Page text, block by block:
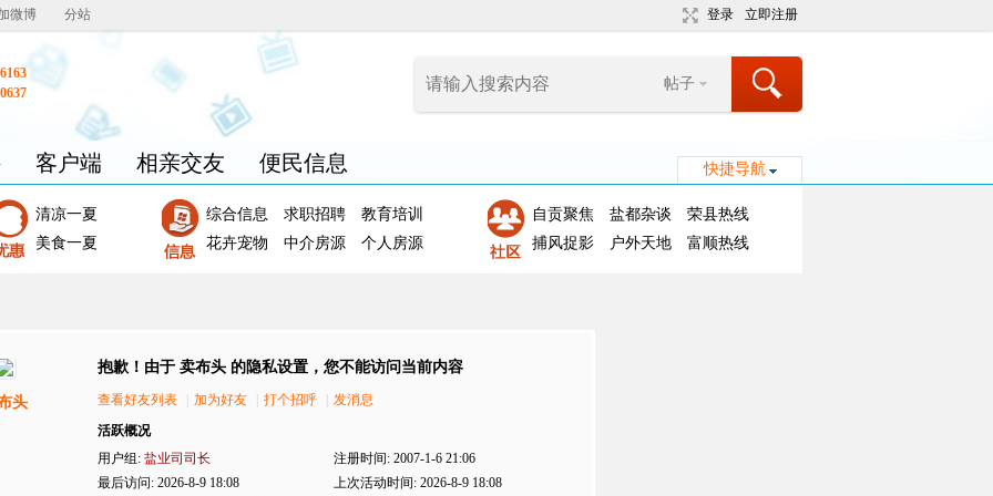
微博 分站 登录 立即注册
帖子
快捷导航
客户端 相亲交友 便民信息
清凉一夏
美食一夏
综合信息 求职招聘
教育培训
花卉宠物
中介房源 个人房源
自贡聚焦 盐都杂谈
荣县热线
捕风捉影
户外天地 富顺热线
头
抱歉！由于 卖布头 的隐私设置，您不能访问当前内容
查看好友列表 加为好友 打个招呼
发消息
活跃概况
用户组: 盐业司司长
注册时间: 2007-1-6 21:06
最后访问: 2026-8-9 18:08
上次活动时间: 2026-8-9 18:08